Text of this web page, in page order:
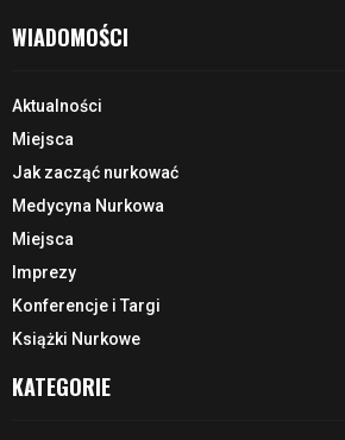
WIADOMOŚCI
Aktualności
Miejsca
Jak zacząć nurkować
Medycyna Nurkowa
Miejsca
Imprezy
Konferencje i Targi
Książki Nurkowe
KATEGORIE